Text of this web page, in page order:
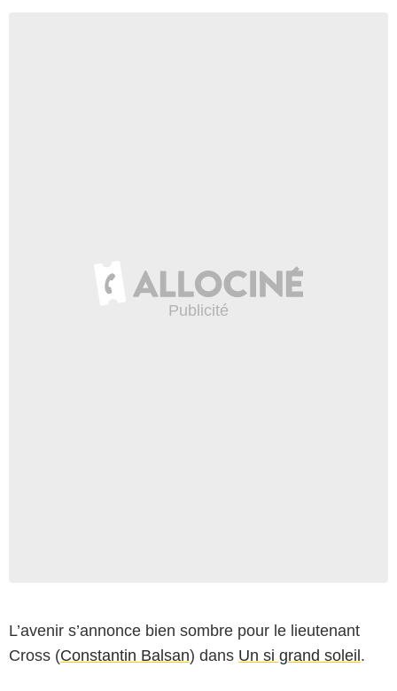
L’avenir s’annonce bien sombre pour le lieutenant
Cross (Constantin Balsan) dans Un si grand soleil.